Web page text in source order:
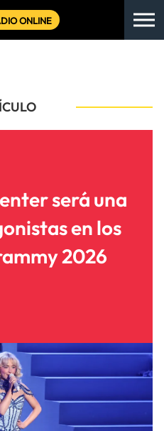
ONLINE
será una
en los
2026